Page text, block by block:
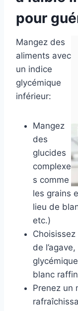
pour
Mangez des
aliments avec
un indice
glycémique
inférieur:
Mangez
des
glucides
complexe
s comme
les grains
lieu de
etc.)
de
blanc
Prenez un